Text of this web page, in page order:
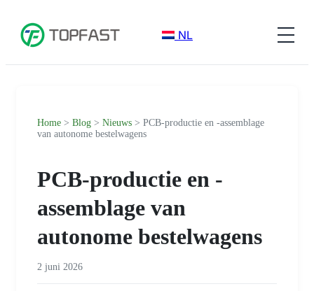
NL
Home > Blog > Nieuws > PCB-productie en -assemblage
van autonome bestelwagens
PCB-productie en -
assemblage van
autonome bestelwagens
2 juni 2026